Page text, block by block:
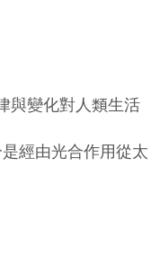
與變化對人類生活
經由光合作用從太